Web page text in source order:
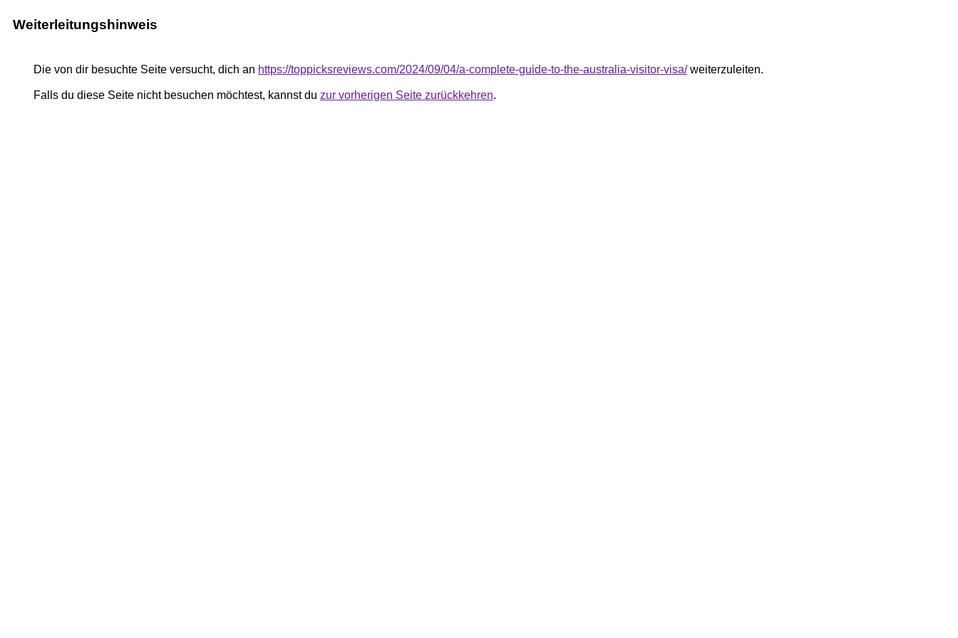
Weiterleitungshinweis
Die von dir besuchte Seite versucht, dich an https://toppicksreviews.com/2024/09/04/a-complete-guide-to-the-australia-visitor-visa/weiterzuleiten.
Falls du diese Seite nicht besuchen möchtest, kannst du zur vorherigen Seite zurückkehren.